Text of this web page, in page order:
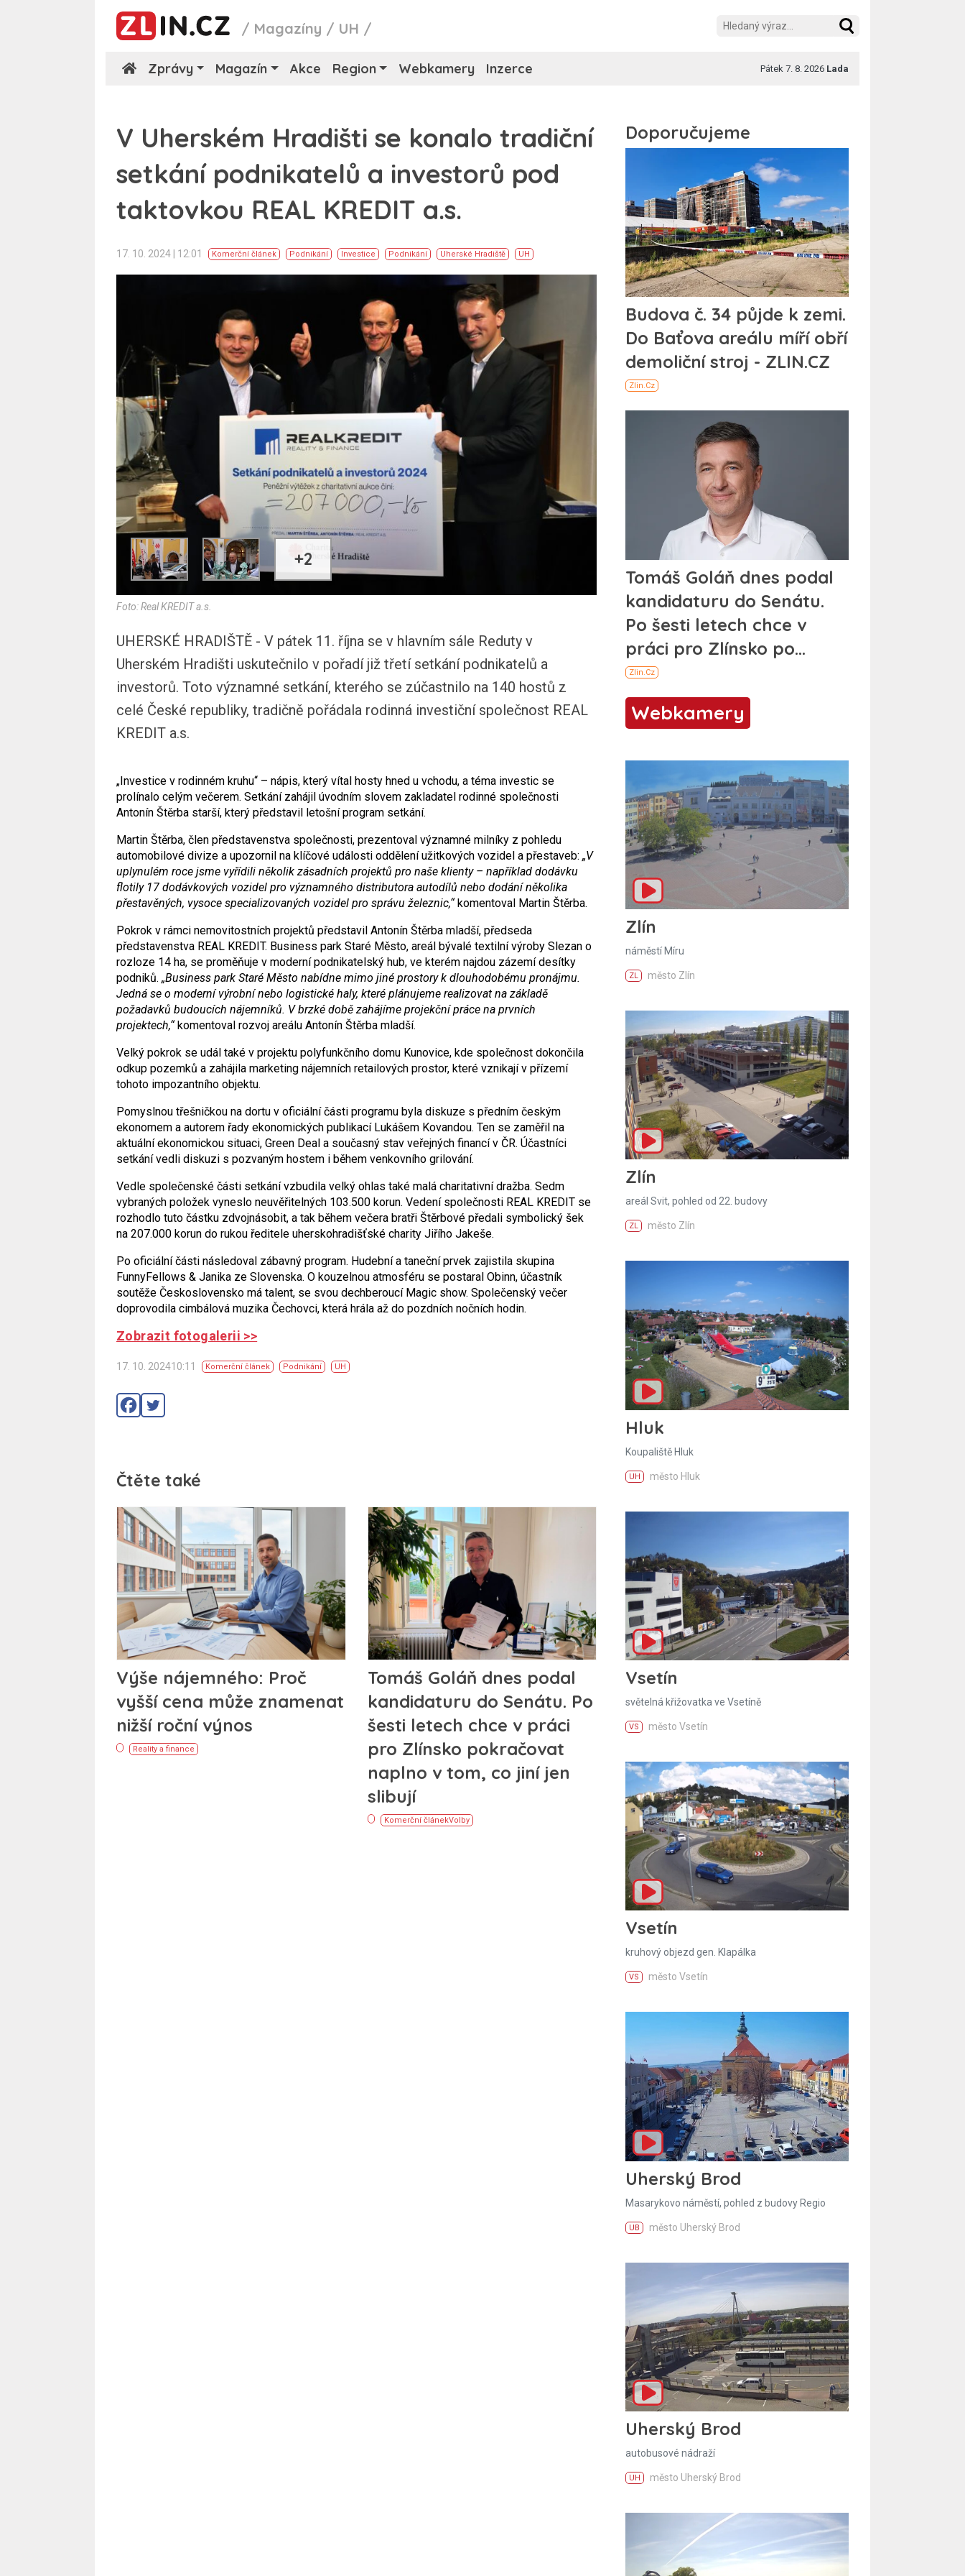
/ Magazíny / UH /
Zprávy Magazín Akce Region Webkamery Inzerce Pátek 7. 8. 2026 Lada
V Uherském Hradišti se konalo tradiční
setkání podnikatelů a investorů pod
taktovkou REAL KREDIT a.s.
17. 10. 2024 | 12:01 Komerční článek Podnikání Investice Podnikání Uherské Hradiště UH
+2
Foto: Real KREDIT a.s.
UHERSKÉ HRADIŠTĚ - V pátek 11. října se v hlavním sále Reduty v
Uherském Hradišti uskutečnilo v pořadí již třetí setkání podnikatelů a
investorů. Toto významné setkání, kterého se zúčastnilo na 140 hostů z
celé České republiky, tradičně pořádala rodinná investiční společnost REAL
KREDIT a.s.
„Investice v rodinném kruhu“ – nápis, který vítal hosty hned u vchodu, a téma investic se
prolínalo celým večerem. Setkání zahájil úvodním slovem zakladatel rodinné společnosti
Antonín Štěrba starší, který představil letošní program setkání.
Martin Štěrba, člen představenstva společnosti, prezentoval významné milníky z pohledu
automobilové divize a upozornil na klíčové události oddělení užitkových vozidel a přestaveb: „V
uplynulém roce jsme vyřídili několik zásadních projektů pro naše klienty – například dodávku
flotily 17 dodávkových vozidel pro významného distributora autodílů nebo dodání několika
přestavěných, vysoce specializovaných vozidel pro správu železnic,“komentoval Martin Štěrba.
Pokrok v rámci nemovitostních projektů představil Antonín Štěrba mladší, předseda
představenstva REAL KREDIT. Business park Staré Město, areál bývalé textilní výroby Slezan o
rozloze 14 ha, se proměňuje v moderní podnikatelský hub, ve kterém najdou zázemí desítky
podniků. „Business park Staré Město nabídne mimo jiné prostory k dlouhodobému pronájmu.
Jedná se o moderní výrobní nebo logistické haly, které plánujeme realizovat na základě
požadavků budoucích nájemníků. V brzké době zahájíme projekční práce na prvních
projektech,“komentoval rozvoj areálu Antonín Štěrba mladší.
Velký pokrok se udál také v projektu polyfunkčního domu Kunovice, kde společnost dokončila
odkup pozemků a zahájila marketing nájemních retailových prostor, které vznikají v přízemí
tohoto impozantního objektu.
Pomyslnou třešničkou na dortu v oficiální části programu byla diskuze s předním českým
ekonomem a autorem řady ekonomických publikací Lukášem Kovandou. Ten se zaměřil na
aktuální ekonomickou situaci, Green Deal a současný stav veřejných financí v ČR. Účastníci
setkání vedli diskuzi s pozvaným hostem i během venkovního grilování.
Vedle společenské části setkání vzbudila velký ohlas také malá charitativní dražba. Sedm
vybraných položek vyneslo neuvěřitelných 103.500 korun. Vedení společnosti REAL KREDIT se
rozhodlo tuto částku zdvojnásobit, a tak během večera bratři Štěrbové předali symbolický šek
na 207.000 korun do rukou ředitele uherskohradišťské charity Jiřího Jakeše.
Po oficiální části následoval zábavný program. Hudební a taneční prvek zajistila skupina
FunnyFellows & Janika ze Slovenska. O kouzelnou atmosféru se postaral Obinn, účastník
soutěže Československo má talent, se svou dechberoucí Magic show. Společenský večer
doprovodila cimbálová muzika Čechovci, která hrála až do pozdních nočních hodin.
Zobrazit fotogalerii >>
17. 10. 202410:11 Komerční článek Podnikání UH
Čtěte také
Výše nájemného: Proč
vyšší cena může znamenat
nižší roční výnos
Reality a finance
Tomáš Goláň dnes podal
kandidaturu do Senátu. Po
šesti letech chce v práci
pro Zlínsko pokračovat
naplno v tom, co jiní jen
slibují
Komerční článekVolby
Webkamery
Zlín
náměstí Míru
ZL město Zlín
Zlín
areál Svit, pohled od 22. budovy
ZL město Zlín
Hluk
Koupaliště Hluk
UH město Hluk
Vsetín
světelná křižovatka ve Vsetíně
VS město Vsetín
Vsetín
kruhový objezd gen. Klapálka
VS město Vsetín
Uherský Brod
Masarykovo náměstí, pohled z budovy Regio
UB město Uherský Brod
Uherský Brod
autobusové nádraží
UH město Uherský Brod